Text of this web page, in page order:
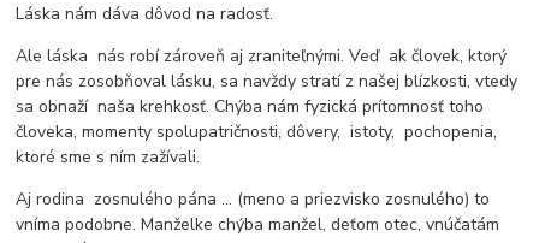
Láska nám dáva dôvod na radosť.
Ale láska nás robí zároveň aj zraniteľnými. Veď ak človek, ktorý
pre nás zosobňoval lásku, sa navždy stratí z našej blízkosti, vtedy
sa obnaží naša krehkosť. Chýba nám fyzická prítomnosť toho
človeka, momenty spolupatričnosti, dôvery, istoty, pochopenia,
ktoré sme s ním zažívali.
Aj rodina zosnulého pána ... (meno a priezvisko zosnulého) to
vníma podobne. Manželke chýba manžel, deťom otec, vnúčatám